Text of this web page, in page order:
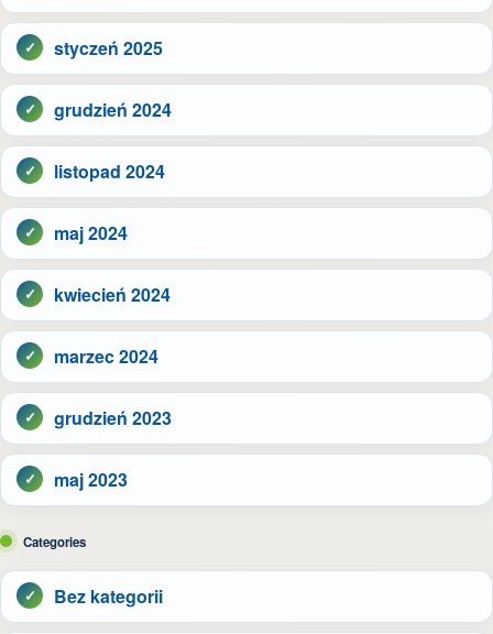
styczeń 2025
grudzień 2024
listopad 2024
maj 2024
kwiecień 2024
marzec 2024
grudzień 2023
maj 2023
Categories
Bez kategorii